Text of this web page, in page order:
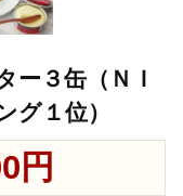
ー３缶（ＮＩ
１位）
円